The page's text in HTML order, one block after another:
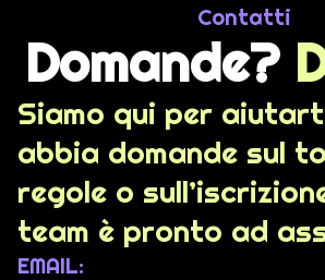
Contatti
Domande?
Siamo qui per
abbia domande sul
regole o
team è pronto ad
EMAIL: